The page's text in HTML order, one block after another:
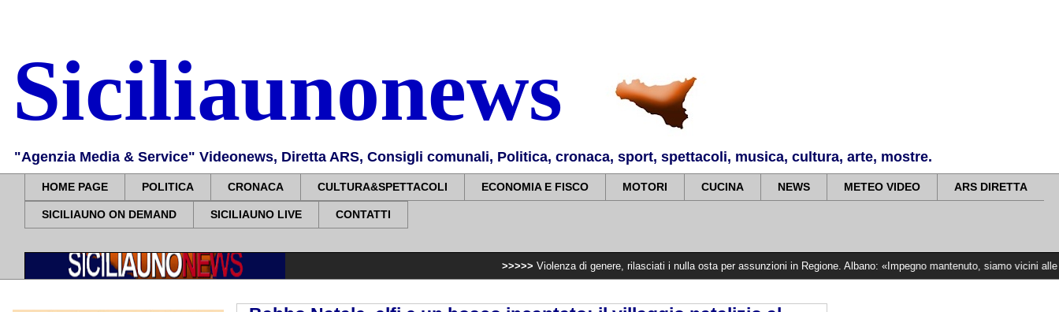
Siciliaunonews
"Agenzia Media & Service" Videonews, Diretta ARS, Consigli comunali, Politica, cronaca, sport, spettacoli, musica, cultura, arte, mostre.
HOME PAGE POLITICA CRONACA CULTURA&SPETTACOLI ECONOMIA E FISCO MOTORI CUCINA NEWS METEO VIDEO ARS DIRETTA
SICILIAUNO ON DEMAND SICILIAUNO LIVE CONTATTI
Violenza di genere, rilasciati i nulla osta per assunzioni in Regione. Albano: «Impegno mantenuto, siamo vicini alle vittime»